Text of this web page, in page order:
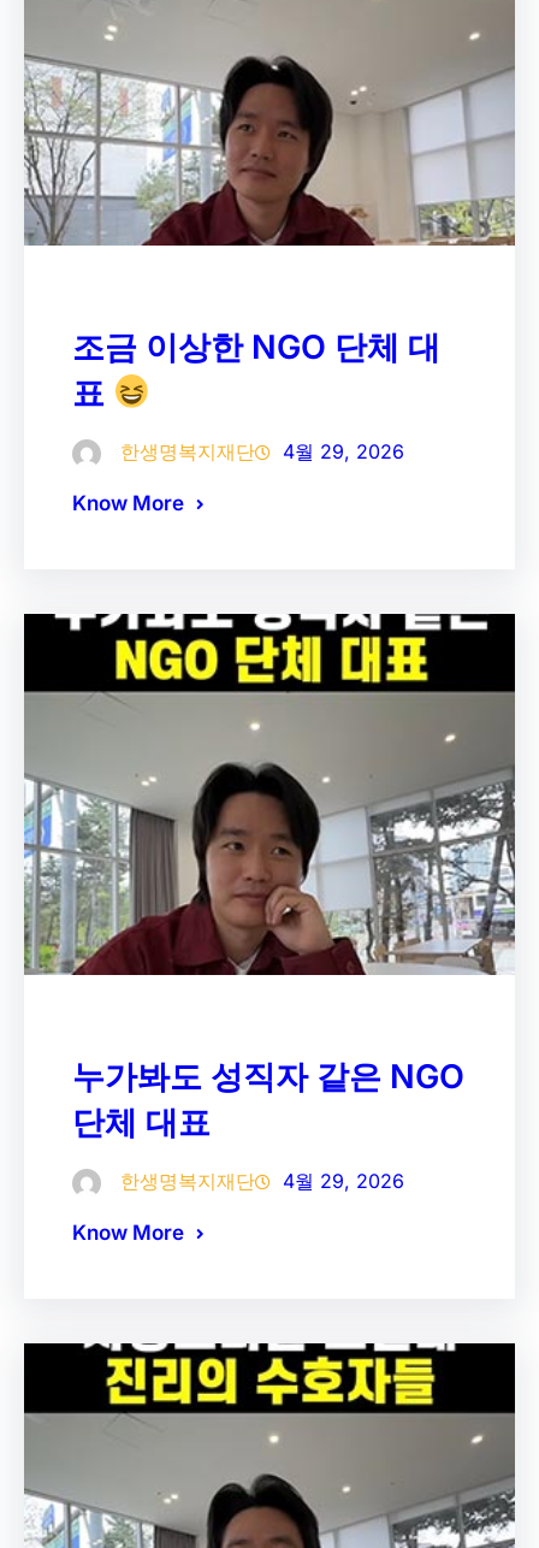
조금 이상한 NGO 단체 대
표
한생명복지재단 4월 29, 2026
Know More
누가봐도 성직자 같은 NGO
단체 대표
한생명복지재단 4월 29, 2026
Know More